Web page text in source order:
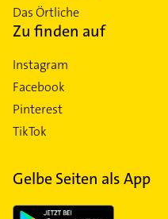
Das Örtliche
Zu finden auf
Instagram
Facebook
Pinterest
TikTok
Gelbe Seiten als App